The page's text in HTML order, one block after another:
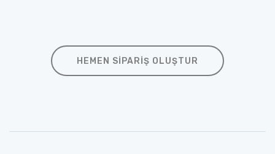
HEMEN SIPARIŞ OLUŞTUR